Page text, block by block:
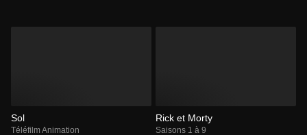
Sol
Téléfilm Animation
Rick et Morty
Saisons 1 à 9